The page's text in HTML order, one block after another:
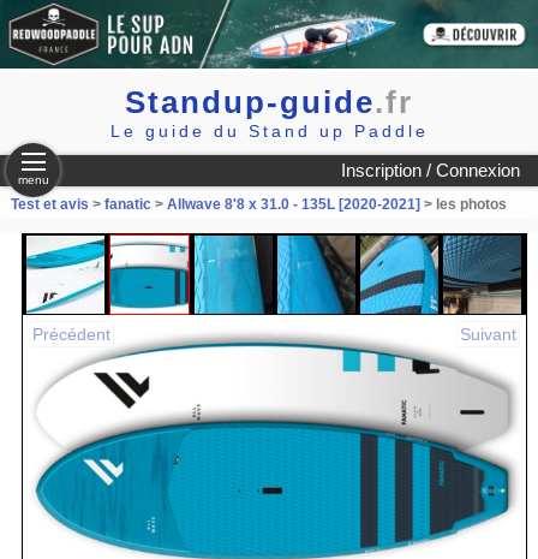
Standup-guide.fr
Le guide du Stand up Paddle
Inscription / Connexion
menu
Test et avis > fanatic> Allwave 8'8 x 31.0 - 135L [2020-2021] > les photos
Précédent Suivant